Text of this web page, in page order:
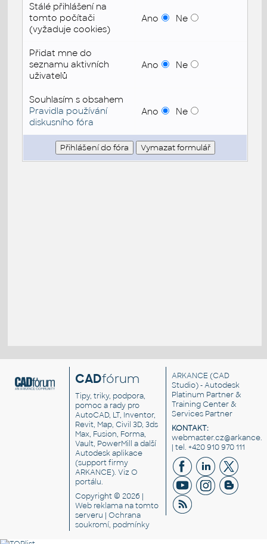
Stálé přihlášení na
tomto počítači
(vyžaduje cookies)
Ano Ne
Přidat mne do
seznamu aktivních
uživatelů
Ano Ne
Souhlasím s obsahem
Pravidla používání
diskusního fóra
Ano Ne
CADfórum
Tipy, triky, podpora,
pomoc a rady pro
AutoCAD, LT, Inventor,
Revit, Map, Civil 3D, 3ds
Max, Fusion, Forma,
Vault, PowerMill a další
Autodesk aplikace
(support firmy
ARKANCE). VizO
portálu.
Copyright © 2026 |
Web reklama na tomto
serveru |Ochrana
soukromí, podmínky
ARKANCE (CAD
Studio) - Autodesk
Platinum Partner &
Training Center &
Services Partner
KONTAKT:
| tel. +420 910 970 111